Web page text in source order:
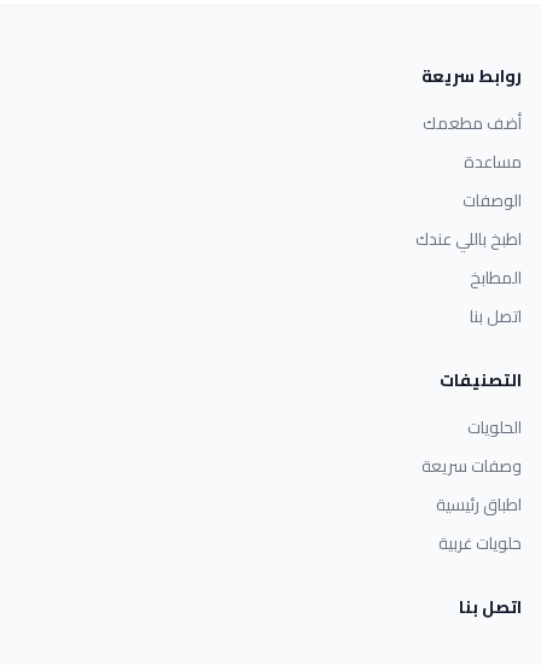
روابط سريعة
أضف مطعمك
مساعدة
الوصفات
اطبخ باللي عندك
المطابخ
اتصل بنا
التصنيفات
الحلويات
وصفات سريعة
اطباق رئيسية
حلويات غربية
اتصل بنا